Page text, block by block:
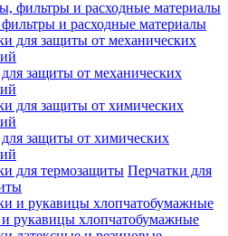
и расходные материалы
защиты от механических
защиты от химических
Перчатки для
рукавицы хлопчатобумажные